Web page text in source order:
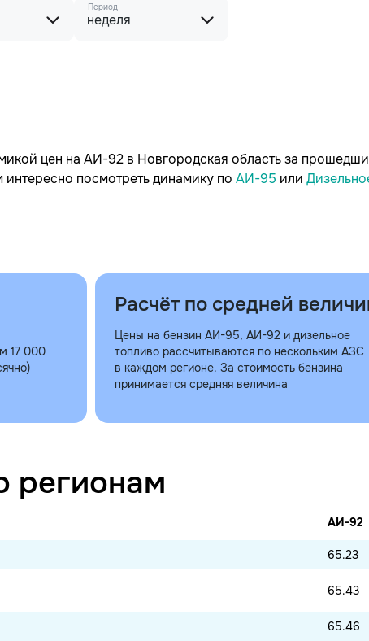
Период
неделя
цен на АИ-92 в Новгородская область за
посмотреть динамику по АИ-95 или
17 000
Расчёт по средней
Цены на бензин АИ-95, АИ-92 и дизельное
топливо рассчитываются по нескольким АЗС
в каждом регионе. За стоимость бензина
принимается средняя величина
регионам
АИ-92
65.23
65.43
65.46